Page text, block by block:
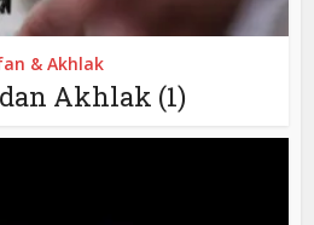
& Akhlak
Akhlak (1)